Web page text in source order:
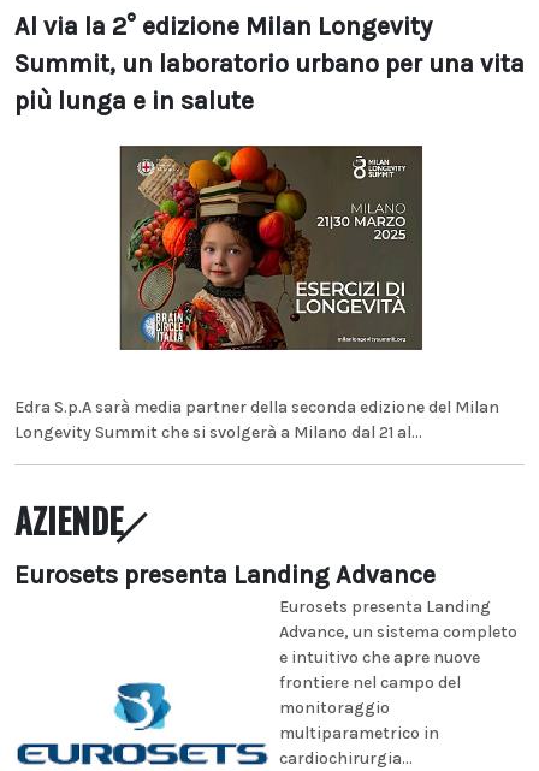
Al via la 2° edizione Milan Longevity
Summit, un laboratorio urbano per una vita
più lunga e in salute
Edra S.p.A sarà media partner della seconda edizione del Milan
Longevity Summit che si svolgerà a Milano dal 21 al...
AZIENDE
Eurosets presenta Landing Advance
Eurosets presenta Landing
Advance, un sistema completo
e intuitivo che apre nuove
frontiere nel campo del
monitoraggio
multiparametrico in
cardiochirurgia...